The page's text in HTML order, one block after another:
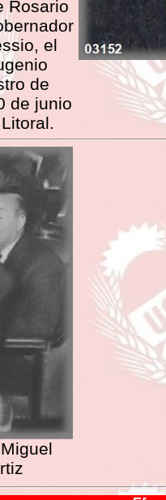
Rosario
el
de
de junio